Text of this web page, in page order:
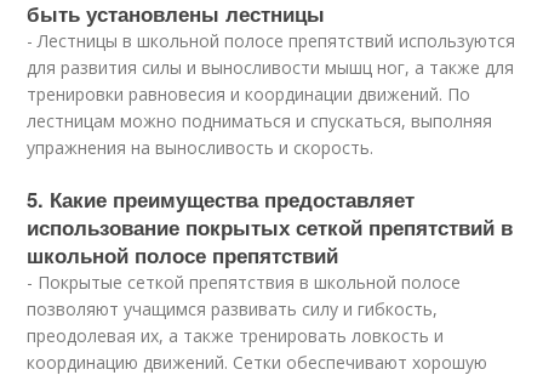
быть установлены лестницы
- Лестницы в школьной полосе препятствий используются
для развития силы и выносливости мышц ног, а также для
тренировки равновесия и координации движений. По
лестницам можно подниматься и спускаться, выполняя
упражнения на выносливость и скорость.
5. Какие преимущества предоставляет
использование покрытых сеткой препятствий в
школьной полосе препятствий
- Покрытые сеткой препятствия в школьной полосе
позволяют учащимся развивать силу и гибкость,
преодолевая их, а также тренировать ловкость и
координацию движений. Сетки обеспечивают хорошую